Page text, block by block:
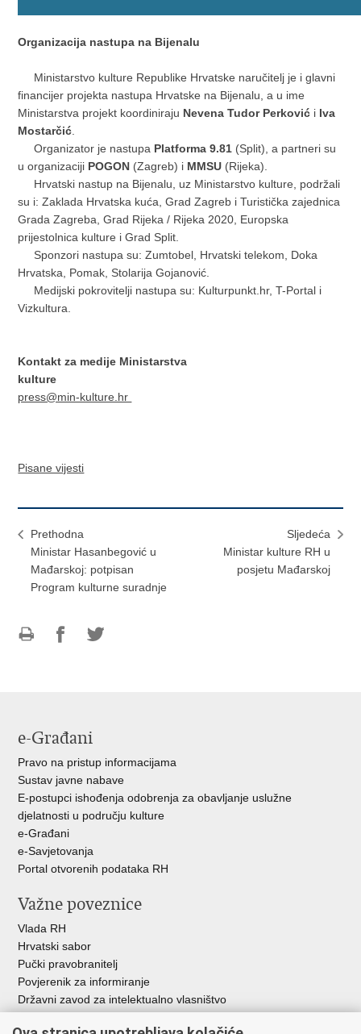
Organizacija nastupa na Bijenalu
Ministarstvo kulture Republike Hrvatske naručitelj je i glavni
financijer projekta nastupa Hrvatske na Bijenalu, a u ime
Ministarstva projekt koordiniraju Nevena Tudor Perković i Iva
Mostarčić
Organizator je nastupa Platforma 9.81 (Split), a partneri su
u organizaciji POGON (Zagreb) i MMSU (Rijeka).
Hrvatski nastup na Bijenalu, uz Ministarstvo kulture, podržali
su i: Zaklada Hrvatska kuća, Grad Zagreb i Turistička zajednica
Grada Zagreba, Grad Rijeka / Rijeka 2020, Europska
prijestolnica kulture i Grad Split.
Sponzori nastupa su: Zumtobel, Hrvatski telekom, Doka
Hrvatska, Pomak, Stolarija Gojanović.
Medijski pokrovitelji nastupa su: Kulturpunkt.hr, T-Portal i
Vizkultura.
Kontakt za medije Ministarstva
kulture
press@min-kulture.hr
Pisane vijesti
Prethodna
Ministar Hasanbegović u
Mađarskoj: potpisan
Program kulturne suradnje
Sljedeća
Ministar kulture RH u
posjetu Mađarskoj
e-Građani
Pravo na pristup informacijama
Sustav javne nabave
E-postupci ishođenja odobrenja za obavljanje uslužne
djelatnosti u području kulture
e-Građani
e-Savjetovanja
Portal otvorenih podataka RH
Važne poveznice
Vlada RH
Hrvatski sabor
Pučki pravobranitelj
Povjerenik za informiranje
Državni zavod za intelektualno vlasništvo